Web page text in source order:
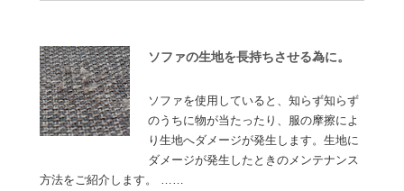
ソファの生地を長持ちさせる為に。
ソファを使用していると、知らず知らず
のうちに物が当たったり、服の摩擦によ
り生地へダメージが発生します。生地に
ダメージが発生したときのメンテナンス
方法をご紹介します。 ……